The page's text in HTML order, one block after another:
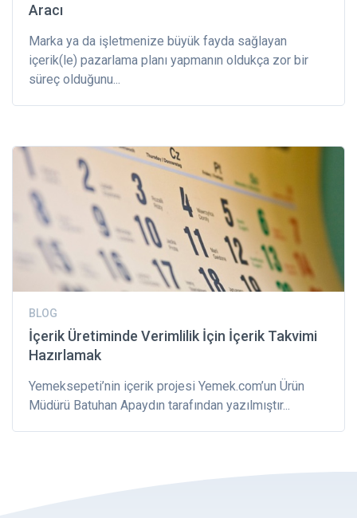
Aracı
Marka ya da işletmenize büyük fayda sağlayan
içerik(le) pazarlama planı yapmanın oldukça zor bir
süreç olduğunu...
BLOG
İçerik Üretiminde Verimlilik İçin İçerik Takvimi
Hazırlamak
Yemeksepeti’nin içerik projesi Yemek.com’un Ürün
Müdürü Batuhan Apaydın tarafından yazılmıştır...